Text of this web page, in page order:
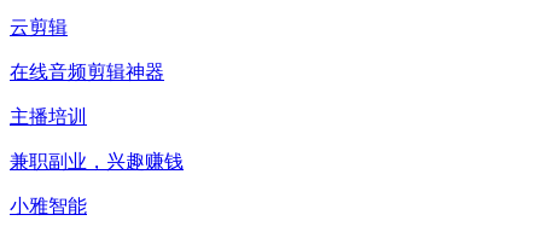
云剪辑
在线音频剪辑神器
主播培训
兼职副业，兴趣赚钱
小雅智能